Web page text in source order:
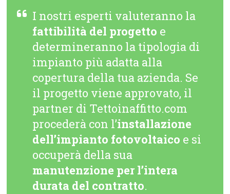
I nostri esperti valuteranno la
fattibilità del progetto e
determineranno la tipologia di
impianto più adatta alla
copertura della tua azienda. Se
il progetto viene approvato, il
partner di Tettoinaffitto.com
procederà con l’installazione
dell’impianto fotovoltaico e si
occuperà della sua
manutenzione per l’intera
durata del contratto.